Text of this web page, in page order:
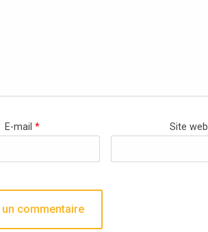
E-mail* Site web